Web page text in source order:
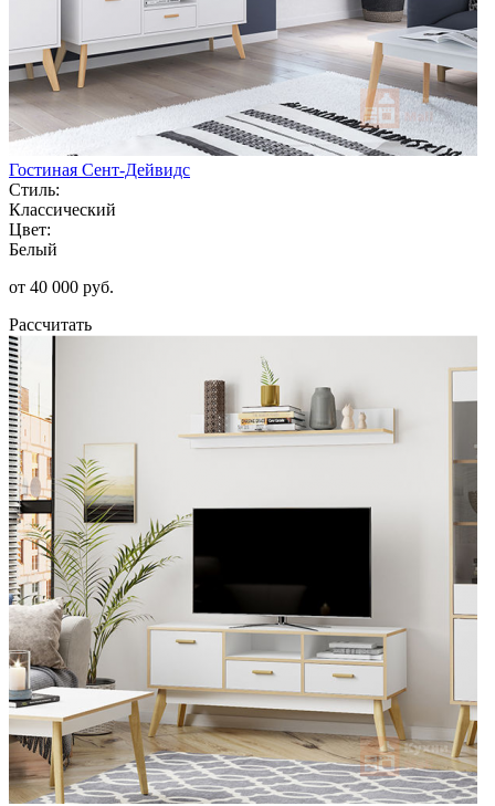
Гостиная Сент-Дейвидс
Стиль:
Классический
Цвет:
Белый
от 40 000 руб.
Рассчитать